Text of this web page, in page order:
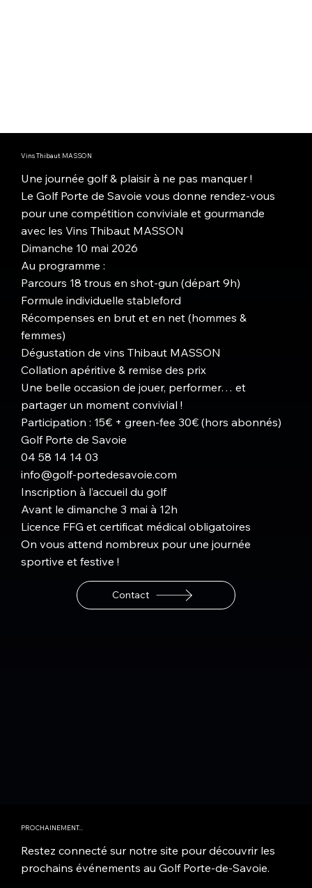
Vins Thibaut MASSON
Une journée golf & plaisir à ne pas manquer !
Le Golf Porte de Savoie vous donne rendez-vous
pour une compétition conviviale et gourmande
avec les Vins Thibaut MASSON
Dimanche 10 mai 2026
Au programme :
Parcours 18 trous en shot-gun (départ 9h)
Formule individuelle stableford
Récompenses en brut et en net (hommes &
femmes)
Dégustation de vins Thibaut MASSON
Collation apéritive & remise des prix
Une belle occasion de jouer, performer… et
partager un moment convivial !
Participation : 15€ + green-fee 30€ (hors abonnés)
Golf Porte de Savoie
04 58 14 14 03
info@golf-portedesavoie.com
Inscription à l’accueil du golf
Avant le dimanche 3 mai à 12h
Licence FFG et certificat médical obligatoires
On vous attend nombreux pour une journée
sportive et festive !
Contact
PROCHAINEMENT...
Restez connecté sur notre site pour découvrir les
prochains événements au Golf Porte-de-Savoie.